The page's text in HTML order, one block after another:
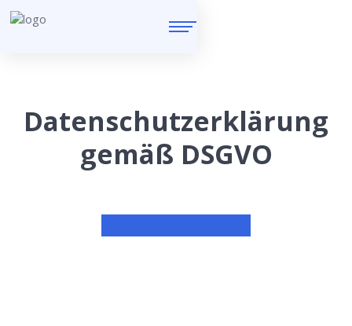
Datenschutzerklärung
gemäß DSGVO